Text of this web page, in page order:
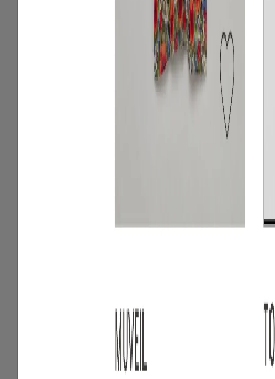
コーディネート